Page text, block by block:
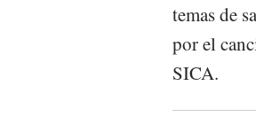
temas de
por el
SICA.